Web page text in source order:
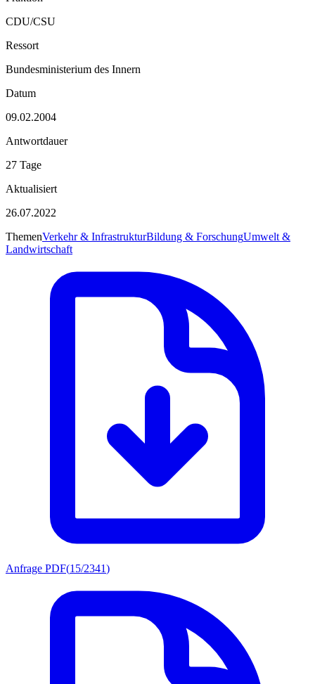
CDU/CSU
Ressort
Bundesministerium des Innern
Datum
09.02.2004
Antwortdauer
27 Tage
Aktualisiert
26.07.2022
ThemenVerkehr & InfrastrukturBildung & ForschungUmwelt &
Landwirtschaft
Anfrage PDF(15/2341)